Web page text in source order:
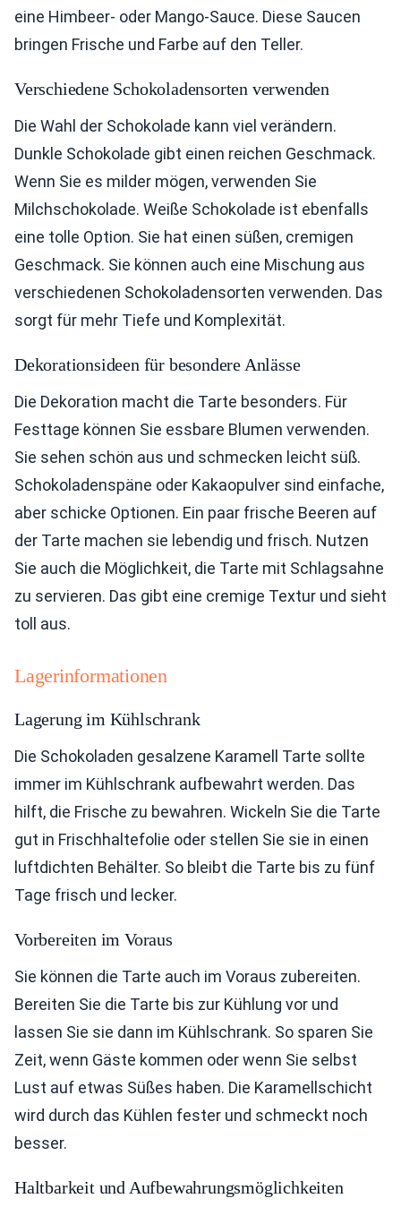
eine Himbeer- oder Mango-Sauce. Diese Saucen
bringen Frische und Farbe auf den Teller.
Verschiedene Schokoladensorten verwenden
Die Wahl der Schokolade kann viel verändern.
Dunkle Schokolade gibt einen reichen Geschmack.
Wenn Sie es milder mögen, verwenden Sie
Milchschokolade. Weiße Schokolade ist ebenfalls
eine tolle Option. Sie hat einen süßen, cremigen
Geschmack. Sie können auch eine Mischung aus
verschiedenen Schokoladensorten verwenden. Das
sorgt für mehr Tiefe und Komplexität.
Dekorationsideen für besondere Anlässe
Die Dekoration macht die Tarte besonders. Für
Festtage können Sie essbare Blumen verwenden.
Sie sehen schön aus und schmecken leicht süß.
Schokoladenspäne oder Kakaopulver sind einfache,
aber schicke Optionen. Ein paar frische Beeren auf
der Tarte machen sie lebendig und frisch. Nutzen
Sie auch die Möglichkeit, die Tarte mit Schlagsahne
zu servieren. Das gibt eine cremige Textur und sieht
toll aus.
Lagerinformationen
Lagerung im Kühlschrank
Die Schokoladen gesalzene Karamell Tarte sollte
immer im Kühlschrank aufbewahrt werden. Das
hilft, die Frische zu bewahren. Wickeln Sie die Tarte
gut in Frischhaltefolie oder stellen Sie sie in einen
luftdichten Behälter. So bleibt die Tarte bis zu fünf
Tage frisch und lecker.
Vorbereiten im Voraus
Sie können die Tarte auch im Voraus zubereiten.
Bereiten Sie die Tarte bis zur Kühlung vor und
lassen Sie sie dann im Kühlschrank. So sparen Sie
Zeit, wenn Gäste kommen oder wenn Sie selbst
Lust auf etwas Süßes haben. Die Karamellschicht
wird durch das Kühlen fester und schmeckt noch
besser.
Haltbarkeit und Aufbewahrungsmöglichkeiten